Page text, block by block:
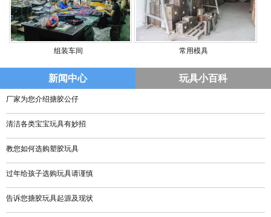
组装车间 常用模具
新闻中心 玩具小百科
厂家为您介绍搪胶公仔
清洁各类宝宝玩具有妙招
教您如何选购塑胶玩具
过年给孩子选购玩具请谨慎
告诉您搪胶玩具起源及现状